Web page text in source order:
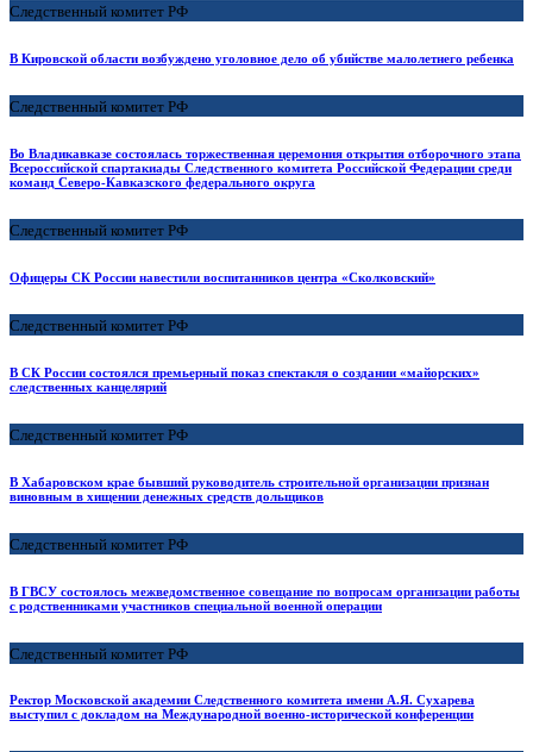
Следственный комитет РФ
В Кировской области возбуждено уголовное дело об убийстве малолетнего ребенка
Следственный комитет РФ
Во Владикавказе состоялась торжественная церемония открытия отборочного этапа
Всероссийской спартакиады Следственного комитета Российской Федерации среди
команд Северо-Кавказского федерального округа
Следственный комитет РФ
Офицеры СК России навестили воспитанников центра «Сколковский»
Следственный комитет РФ
В СК России состоялся премьерный показ спектакля о создании «майорских»
следственных канцелярий
Следственный комитет РФ
В Хабаровском крае бывший руководитель строительной организации признан
виновным в хищении денежных средств дольщиков
Следственный комитет РФ
В ГВСУ состоялось межведомственное совещание по вопросам организации работы
с родственниками участников специальной военной операции
Следственный комитет РФ
Ректор Московской академии Следственного комитета имени А.Я. Сухарева
выступил с докладом на Международной военно-исторической конференции